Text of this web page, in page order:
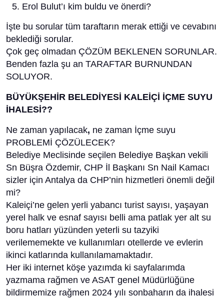
Erol Bulut’ı kim buldu ve önerdi?
İşte bu sorular tüm taraftarın merak ettiği ve cevabını
beklediği sorular.
Çok geç olmadan ÇÖZÜM BEKLENEN SORUNLAR.
Benden fazla şu an TARAFTAR BURNUNDAN
SOLUYOR.
BÜYÜKŞEHİR BELEDİYESİ KALEİÇİ İÇME SUYU
İHALESİ??
Ne zaman yapılacak, ne zaman İçme suyu
PROBLEMİ ÇÖZÜLECEK?
Belediye Meclisinde seçilen Belediye Başkan vekili
Sn Büşra Özdemir, CHP İl Başkanı Sn Nail Kamacı
sizler için Antalya da CHP’nin hizmetleri önemli değil
mi?
Kaleiçi’ne gelen yerli yabancı turist sayısı, yaşayan
yerel halk ve esnaf sayısı belli ama patlak yer alt su
boru hatları yüzünden yeterli su tazyiki
verilememekte ve kullanımları otellerde ve evlerin
ikinci katlarında kullanılamamaktadır.
Her iki internet köşe yazımda ki sayfalarımda
yazmama rağmen ve ASAT genel Müdürlüğüne
bildirmemize rağmen 2024 yılı sonbaharın da ihalesi